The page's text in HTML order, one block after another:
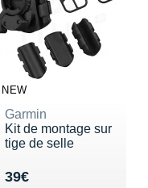
NEW
Garmin
Kit de montage sur
tige de selle
39€
Vendu 39€